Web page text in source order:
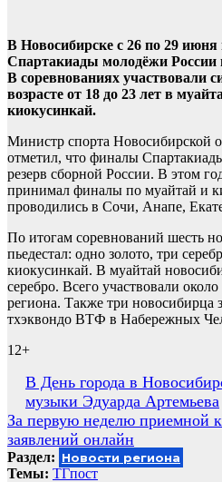
В Новосибирске с 26 по 29
Спартакиады молодёжи России
В соревнованиях участвовали
возрасте от 18 до 23 лет в
киокусинкай.
Министр спорта Новосибирской
отметил, что финалы
резерв сборной России. В этом
принимал финалы по муайтай и
проводились в Сочи, Анапе,
По итогам соревнований шесть
пьедестал: одно золото, три
киокусинкай. В муайтай
серебро. Всего участвовали
региона. Также три новосибирца
тхэквондо ВТФ в Набережных
12+
Навигация
по
записям
В День города в
музыки Эдуарда Артемьева
За первую неделю приемной
заявлений онлайн
Раздел: Новости региона
Темы: ТГпост